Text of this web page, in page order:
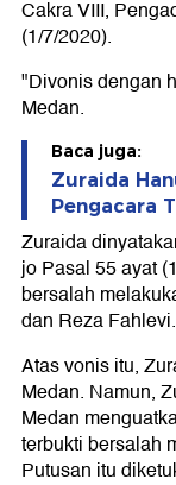
Cakra VIII,
(1/7/2020).
"Divonis dengan
Medan.
Baca juga:
Zuraida
Pengacara
Zuraida
jo Pasal 55 ayat
bersalah
dan Reza Fahlevi.
Atas vonis itu,
Medan. Namun,
Medan
terbukti bersalah
Putusan itu